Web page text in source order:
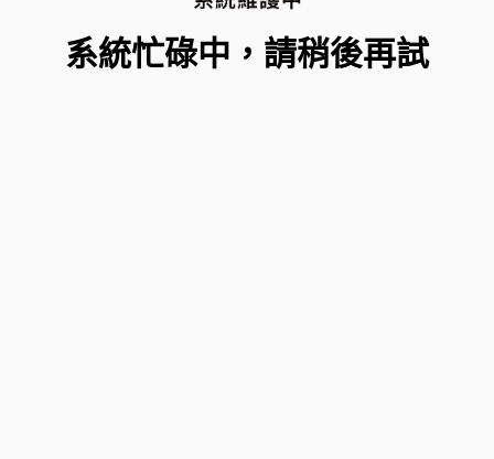
系統忙碌中，請稍後再試